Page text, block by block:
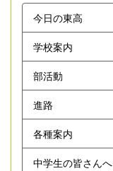
今日の東高
学校案内
部活動
進路
各種案内
中学生の皆さんへ